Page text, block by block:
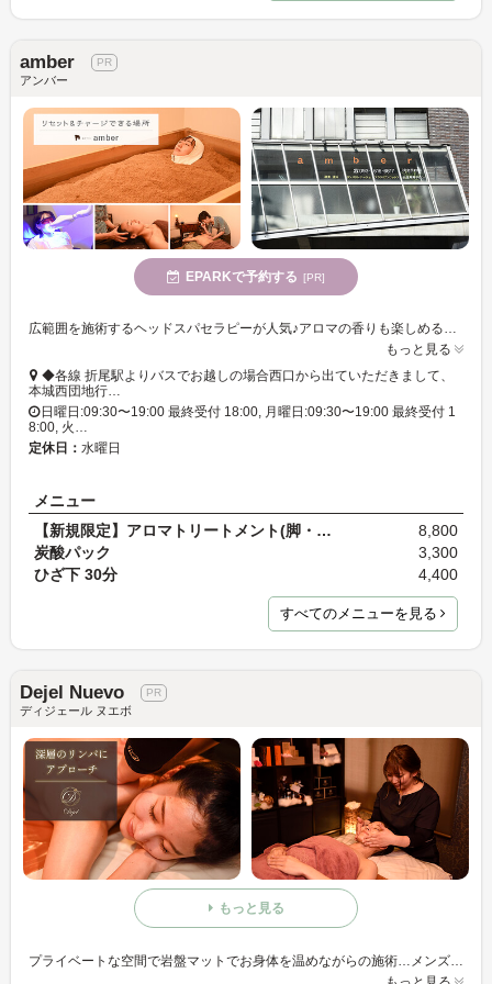
amber
アンバー
EPARKで予約する [PR]
広範囲を施術するヘッドスパセラピーが人気♪アロマの香りも楽しめる女性専用サロン☆酵素温浴で身体の芯からポカポカに。
もっと見る
◆各線 折尾駅よりバスでお越しの場合西口から出ていただきまして、
本城西団地行…
日曜日:09:30〜19:00 最終受付 18:00, 月曜日:09:30〜19:00 最終受付 1
8:00, 火…
定休日： 水曜日
メニュー
【新規限定】アロマトリートメント(脚・背中・デコル…
8,800
炭酸パック
3,300
ひざ下 30分
4,400
すべてのメニューを見る
Dejel Nuevo
ディジェール ヌエボ
もっと見る
プライベートな空間で岩盤マットでお身体を温めながらの施術…メンズもレディースも色々な悩みを解決出来るサロン…内側、そして外側から健康な状態へお肌を導いていきます。